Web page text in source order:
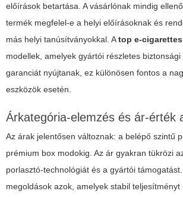
előírások betartása. A vásárlónak mindig
termék megfelel-e a helyi előírásoknak és
más helyi tanúsítványokkal. Atop e-cigarettes
modellek, amelyek gyártói részletes
garanciát nyújtanak, ez különösen fontos a
eszközök esetén.
Árkategória-elemzés és ár-érték
Az árak jelentősen változnak: a belépő szintű
prémium box modokig. Az ár gyakran tükrözi
porlasztó-technológiát és a gyártói
megoldások azok, amelyek stabil